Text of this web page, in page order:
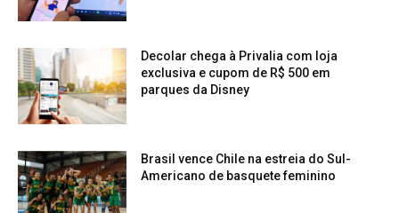
Decolar chega à Privalia com loja
exclusiva e cupom de R$ 500 em
parques da Disney
Brasil vence Chile na estreia do Sul-
Americano de basquete feminino